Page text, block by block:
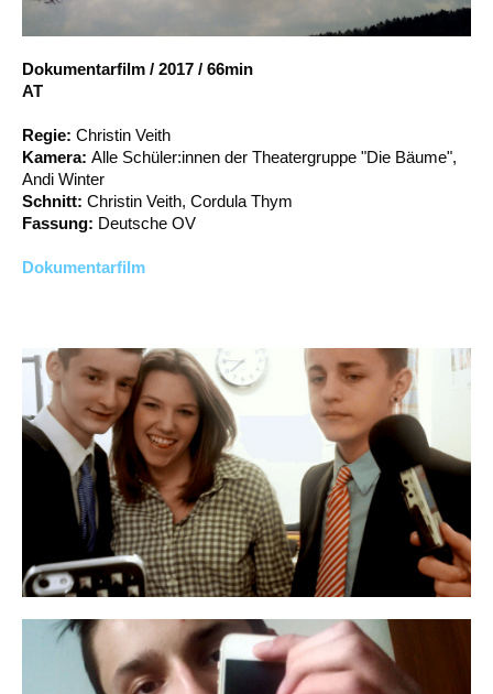
Account
Dokumentarfilm / 2017 / 66min
AT
Regie: Christin Veith
Kamera: Alle Schüler:innen der Theatergruppe "Die Bäume",
Andi Winter
Schnitt: Christin Veith, Cordula Thym
Fassung: Deutsche OV
Dokumentarfilm